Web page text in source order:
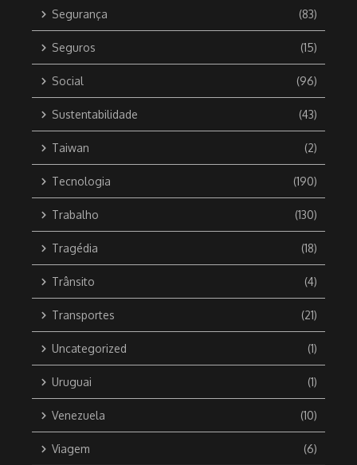
Segurança (83)
Seguros (15)
Social (96)
Sustentabilidade (43)
Taiwan (2)
Tecnologia (190)
Trabalho (130)
Tragédia (18)
Trânsito (4)
Transportes (21)
Uncategorized (1)
Uruguai (1)
Venezuela (10)
Viagem (6)